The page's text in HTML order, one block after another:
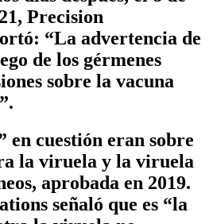
Precision
“La advertencia de
de los gérmenes
sobre la vacuna
en cuestión eran sobre
la viruela y la viruela
aprobada en 2019.
señaló que es “la